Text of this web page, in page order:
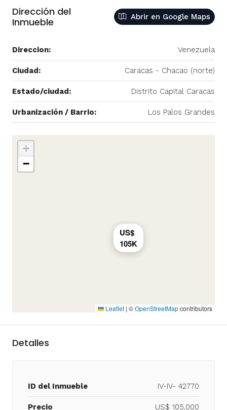
Dirección del
Inmueble
Abrir en Google Maps
Direccion: Venezuela
Ciudad: Caracas - Chacao (norte)
Estado/ciudad: Distrito Capital Caracas
Urbanización / Barrio: Los Palos Grandes
US$
105K
+
−
Leaflet | ©OpenStreetMapcontributors
Detalles
ID del Inmueble IV-IV- 42770
Precio US$ 105,000